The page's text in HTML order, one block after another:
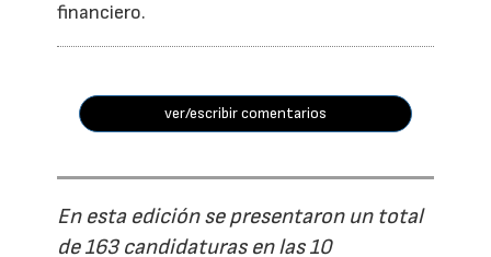
financiero.
ver/escribir comentarios
En esta edición se presentaron un total
de 163 candidaturas en las 10